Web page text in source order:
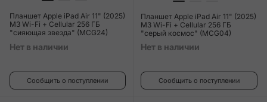
Планшет Apple iPad Air 11" (2025)
M3 Wi-Fi + Cellular 256 ГБ
"сияющая звезда" (MCG24)
Нет в наличии
Сообщить о поступлении
Планшет Apple iPad Air 11" (2025)
M3 Wi-Fi + Cellular 256 ГБ
"серый космос" (MCG04)
Нет в наличии
Сообщить о поступлении